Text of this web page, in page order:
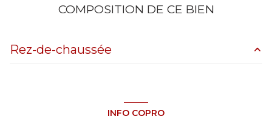
COMPOSITION DE CE BIEN
Rez-de-chaussée
INFO COPRO